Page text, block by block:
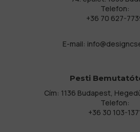
Telefon:
+36 70 627-
E-mail:
Pesti
Cím: 1136 Budapest,
Telefon:
+36 30 103-